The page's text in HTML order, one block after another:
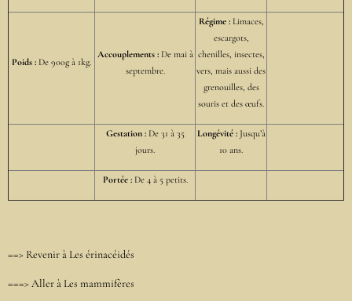
Poids : De 900g à 1kg.
Accouplements :De mai à
septembre.
Régime :Limaces,
escargots,
chenilles, insectes,
vers, mais aussi des
grenouilles, des
souris et des œufs.
Gestation :De 31 à 35
jours.
Longévité :Jusqu’à
10 ans.
Portée :De 4 à 5 petits.
==> Revenir à Les érinacéidés
===> Aller à Les mammifères